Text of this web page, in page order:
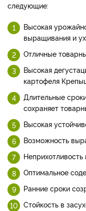
следующие:
Высокая
выращивания и
Отличные
Высокая
картофеля
Длительные
сохраняет
Высокая
Возможность
Неприхотливость
Оптимальное
Ранние сроки
Стойкость в